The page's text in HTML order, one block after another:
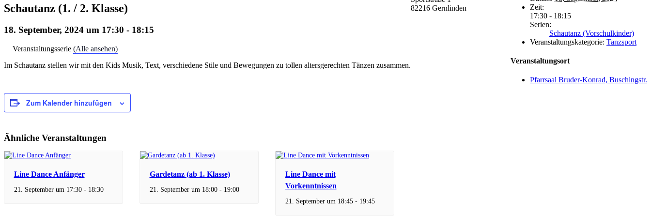
Schautanz (1. / 2. Klasse)
18. September, 2024 um 17:30 - 18:15
Veranstaltungsserie (Alle ansehen)
Im Schautanz stellen wir mit den Kids Musik, Text, verschiedene Stile und Bewegungen zu tollen altersgerechten Tänzen zusammen.
Zum Kalender hinzufügen
Ähnliche Veranstaltungen
Line Dance Anfänger
21. September um 17:30- 18:30
Gardetanz (ab 1. Klasse)
21. September um 18:00- 19:00
Line Dance mit
Vorkenntnissen
21. September um 18:45- 19:45
Zeit:
17:30 - 18:15
Serien:
Schautanz (Vorschulkinder)
Veranstaltungskategorie: Tanzsport
Veranstaltungsort
Pfarrsaal Bruder-Konrad, Buschingstr.
82216 Gernlinden